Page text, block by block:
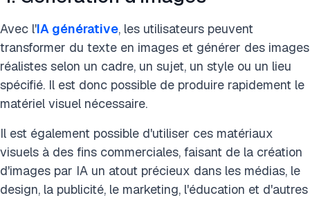
Avec l'IA générative, les utilisateurs peuvent
transformer du texte en images et générer des images
réalistes selon un cadre, un sujet, un style ou un lieu
spécifié. Il est donc possible de produire rapidement le
matériel visuel nécessaire.
Il est également possible d'utiliser ces matériaux
visuels à des fins commerciales, faisant de la création
d'images par IA un atout précieux dans les médias, le
design, la publicité, le marketing, l'éducation et d'autres